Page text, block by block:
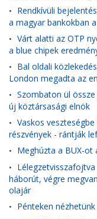
• Rendkívüli
a magyar bankokban
• Várt alatti az OTP
a blue chipek
• Bal oldali
London megadta az
• Szombaton ül
új köztársasági elnök
• Vaskos
részvények - rántják
• Meghúzta a BUX-ot
•
háborút, végre
olajár
• Pénteken